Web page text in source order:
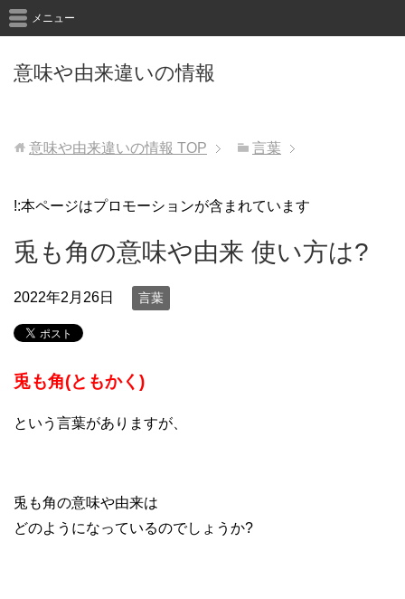
意味や由来違いの情報
メニュー
意味や由来違いの情報 TOP 言葉
!:本ページはプロモーションが含まれています
兎も角の意味や由来 使い方は?
2022年2月26日 言葉
兎も角(ともかく)
という言葉がありますが、
兎も角の意味や由来は
どのようになっているのでしょうか?